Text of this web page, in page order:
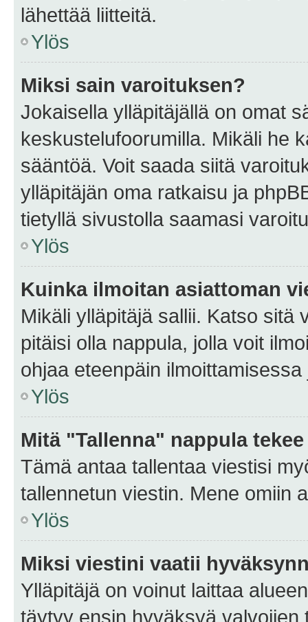
lähettää liitteitä.
Ylös
Miksi sain varoituksen?
Jokaisella ylläpitäjällä on omat
keskustelufoorumilla. Mikäli he
sääntöä. Voit saada siitä
ylläpitäjän oma ratkaisu ja
tietyllä sivustolla saamasi
Ylös
Kuinka ilmoitan asiattoman
Mikäli ylläpitäjä sallii. Katso sitä
pitäisi olla nappula, jolla voit
ohjaa eteenpäin
Ylös
Mitä "Tallenna" nappula
Tämä antaa tallentaa viestisi
tallennetun viestin. Mene omiin
Ylös
Miksi viestini vaatii
Ylläpitäjä on voinut laittaa
täytyy ensin hyväksyä